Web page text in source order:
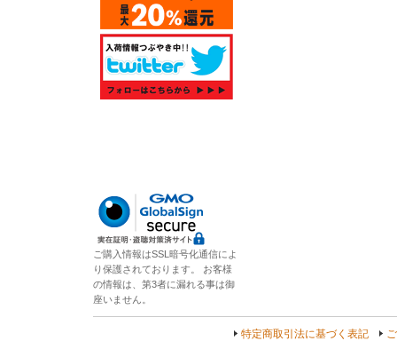
ご購入情報はSSL暗号化通信によ
り保護されております。 お客様
の情報は、第3者に漏れる事は御
座いません。
特定商取引法に基づく表記